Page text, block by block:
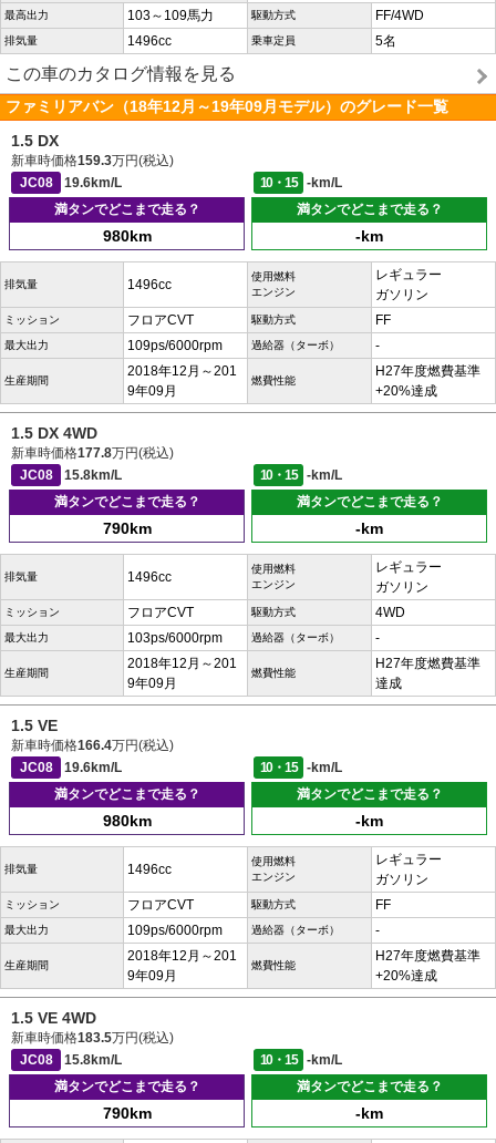
最高出力 103～109馬力 駆動方式 FF/4WD
排気量 1496cc 乗車定員 5名
この車のカタログ情報を見る
ファミリアバン（18年12月～19年09月モデル）のグレード一覧
1.5 DX
新車時価格159.3万円(税込)
JC08
19.6km/L 10・15
-km/L
満タンでどこまで走る？
980km
満タンでどこまで走る？
-km
排気量 1496cc
使用燃料
エンジン
レギュラー
ガソリン
ミッション フロアCVT 駆動方式 FF
最大出力 109ps/6000rpm 過給器（ターボ） -
生産期間
2018年12月～201
9年09月
燃費性能
H27年度燃費基準
+20%達成
1.5 DX 4WD
新車時価格177.8万円(税込)
JC08
15.8km/L 10・15
-km/L
満タンでどこまで走る？
790km
満タンでどこまで走る？
-km
排気量 1496cc
使用燃料
エンジン
レギュラー
ガソリン
ミッション フロアCVT 駆動方式 4WD
最大出力 103ps/6000rpm 過給器（ターボ） -
生産期間
2018年12月～201
9年09月
燃費性能
H27年度燃費基準
達成
1.5 VE
新車時価格166.4万円(税込)
JC08
19.6km/L 10・15
-km/L
満タンでどこまで走る？
980km
満タンでどこまで走る？
-km
排気量 1496cc
使用燃料
エンジン
レギュラー
ガソリン
ミッション フロアCVT 駆動方式 FF
最大出力 109ps/6000rpm 過給器（ターボ） -
生産期間
2018年12月～201
9年09月
燃費性能
H27年度燃費基準
+20%達成
1.5 VE 4WD
新車時価格183.5万円(税込)
JC08
15.8km/L 10・15
-km/L
満タンでどこまで走る？
790km
満タンでどこまで走る？
-km